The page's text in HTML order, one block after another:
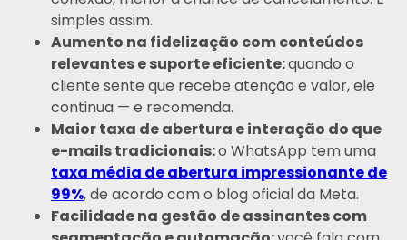
simples assim.
Aumento na fidelização com conteúdos
relevantes e suporte eficiente:quando o
cliente sente que recebe atenção e valor, ele
continua — e recomenda.
Maior taxa de abertura e interação do que
e-mails tradicionais:o WhatsApp tem uma
taxa média de abertura impressionante de
99%, de acordo com o blog oficial da Meta.
Facilidade na gestão de assinantes com